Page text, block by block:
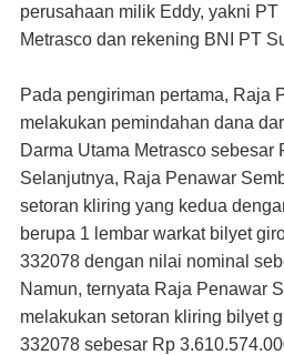
perusahaan milik Eddy, yakni PT
Metrasco dan rekening BNI PT
Pada pengiriman pertama, Raja
melakukan pemindahan dana
Darma Utama Metrasco sebesar
Selanjutnya, Raja Penawar
setoran kliring yang kedua
berupa 1 lembar warkat bilyet
332078 dengan nilai nominal
Namun, ternyata Raja Penawar
melakukan setoran kliring bilyet
332078 sebesar Rp